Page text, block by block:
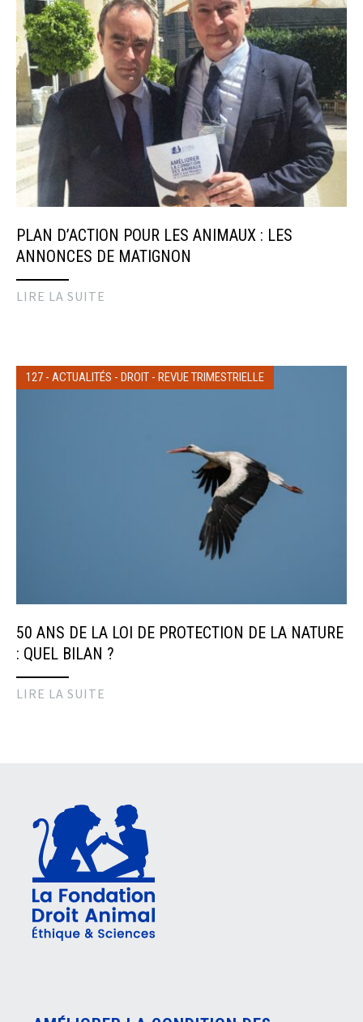
PLAN D’ACTION POUR LES ANIMAUX : LES
ANNONCES DE MATIGNON
LIRE LA SUITE
127 - ACTUALITÉS - DROIT - REVUE TRIMESTRIELLE
50 ANS DE LA LOI DE PROTECTION DE LA NATURE
: QUEL BILAN ?
LIRE LA SUITE